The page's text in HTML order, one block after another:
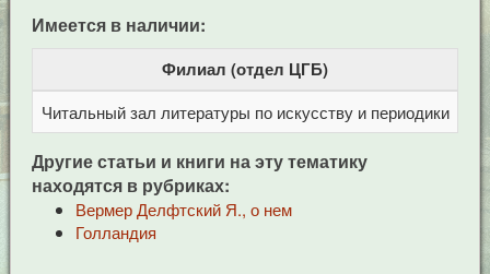
Имеется в наличии:
Филиал (отдел ЦГБ)
Читальный зал литературы по искусству и периодики
Другие статьи и книги на эту тематику
находятся в рубриках:
Вермер Делфтский Я., о нем
Голландия